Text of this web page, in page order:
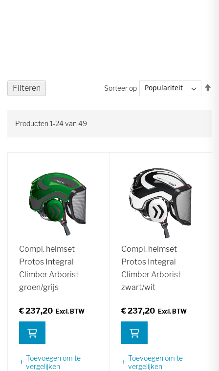
Producten 1-24van 49
Sorteer op
Compl. helmset
Protos Integral
Climber Arborist
groen/grijs
€ 237,20
Toevoegen om te
vergelijken
Compl. helmset
Protos Integral
Climber Arborist
zwart/wit
€ 237,20
Toevoegen om te
vergelijken
Filteren